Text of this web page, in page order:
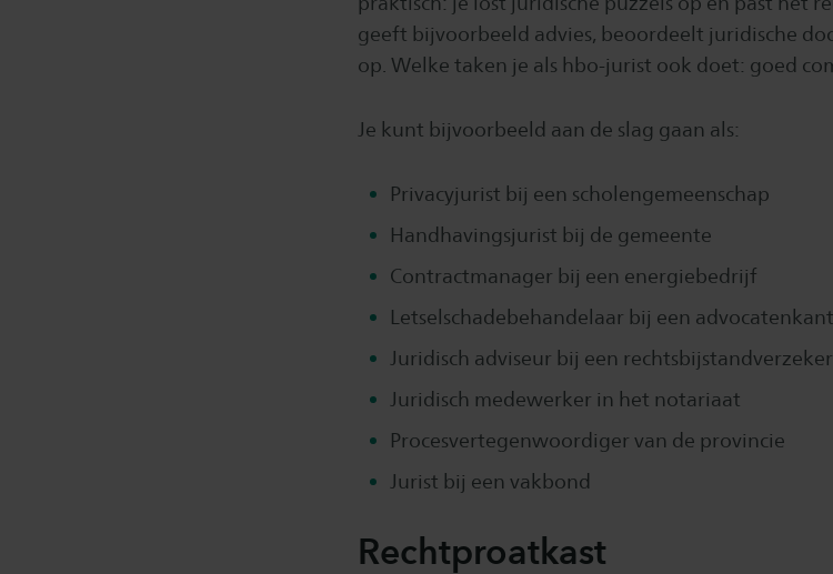
geeft bijvoorbeeld advies, beoordeelt juridische
op. Welke taken je als hbo-jurist ook doet: goed
Je kunt bijvoorbeeld aan de slag gaan als:
Privacyjurist bij een scholengemeenschap
Handhavingsjurist bij de gemeente
Contractmanager bij een energiebedrijf
Letselschadebehandelaar bij een
Juridisch adviseur bij een
Juridisch medewerker in het notariaat
Procesvertegenwoordiger van de provincie
Jurist bij een vakbond
Rechtproatkast